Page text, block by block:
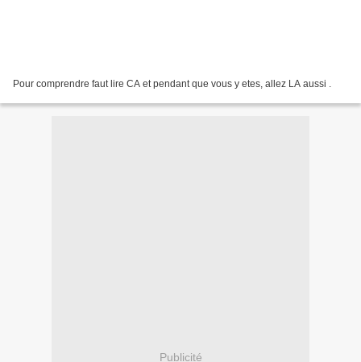
Pour comprendre faut lire CA et pendant que vous y etes, allez LA aussi .
Publicité